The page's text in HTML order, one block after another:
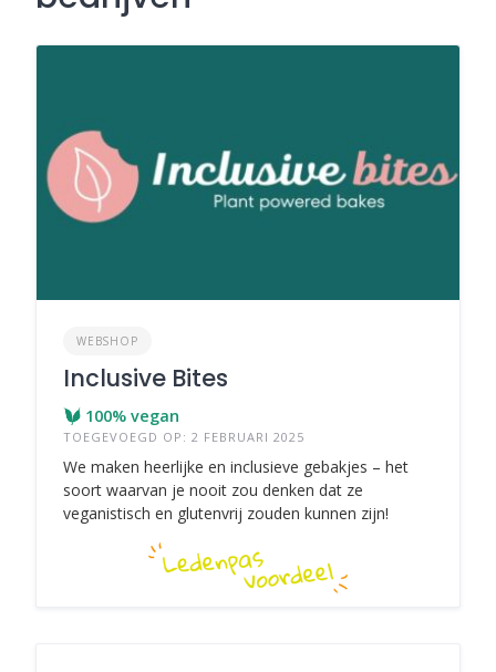
WEBSHOP
Inclusive Bites
100% vegan
TOEGEVOEGD OP: 2 FEBRUARI 2025
We maken heerlijke en inclusieve gebakjes – het
soort waarvan je nooit zou denken dat ze
veganistisch en glutenvrij zouden kunnen zijn!